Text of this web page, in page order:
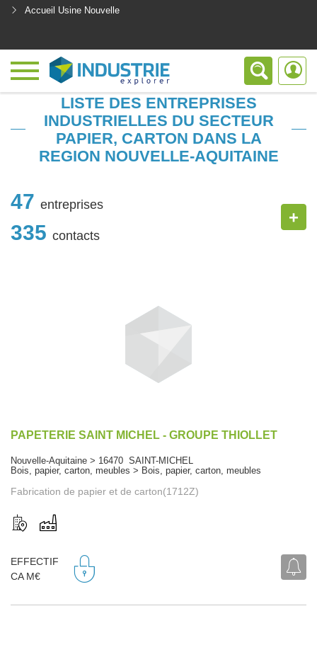
Accueil Usine Nouvelle
LISTE DES ENTREPRISES
INDUSTRIELLES DU SECTEUR
PAPIER, CARTON DANS LA
REGION NOUVELLE-AQUITAINE
47 entreprises
335 contacts
+
PAPETERIE SAINT MICHEL - GROUPE THIOLLET
Nouvelle-Aquitaine > 16470 SAINT-MICHEL
Bois, papier, carton, meubles > Bois, papier, carton, meubles
Fabrication de papier et de carton(1712Z)
EFFECTIF
CA M€